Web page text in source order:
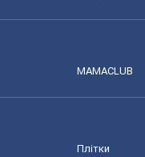
MAMACLUB
Плітки